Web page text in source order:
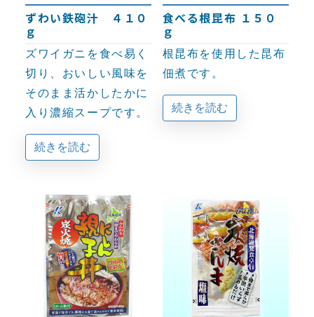
ずわい鉄砲汁 ４１０
ｇ
ズワイガニを食べ易く
切り、おいしい風味を
そのまま活かしたかに
入り濃縮スープです。
続きを読む
食べる根昆布 １５０
ｇ
根昆布を使用した昆布
佃煮です。
続きを読む